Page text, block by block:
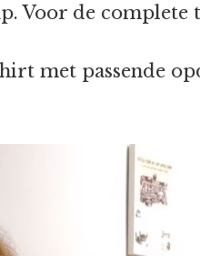
Voor de complete
met passende